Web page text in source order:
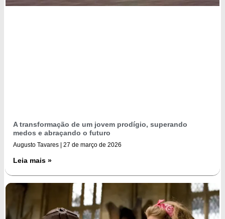
A transformação de um jovem prodígio, superando
medos e abraçando o futuro
Augusto Tavares 27 de março de 2026
Leia mais »